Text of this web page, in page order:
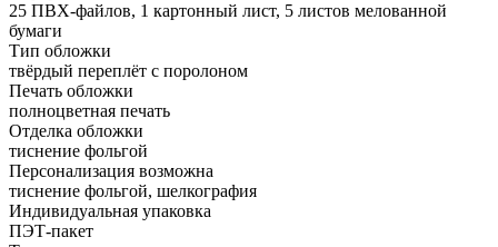
25 ПВХ-файлов, 1 картонный лист, 5 листов мелованной
бумаги
Тип обложки
твёрдый переплёт с поролоном
Печать обложки
полноцветная печать
Отделка обложки
тиснение фольгой
Персонализация возможна
тиснение фольгой, шелкография
Индивидуальная упаковка
ПЭТ-пакет